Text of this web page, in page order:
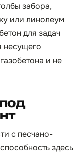
забора,
или линолеум
для задач
несущего
и не
с песчано-
здесь